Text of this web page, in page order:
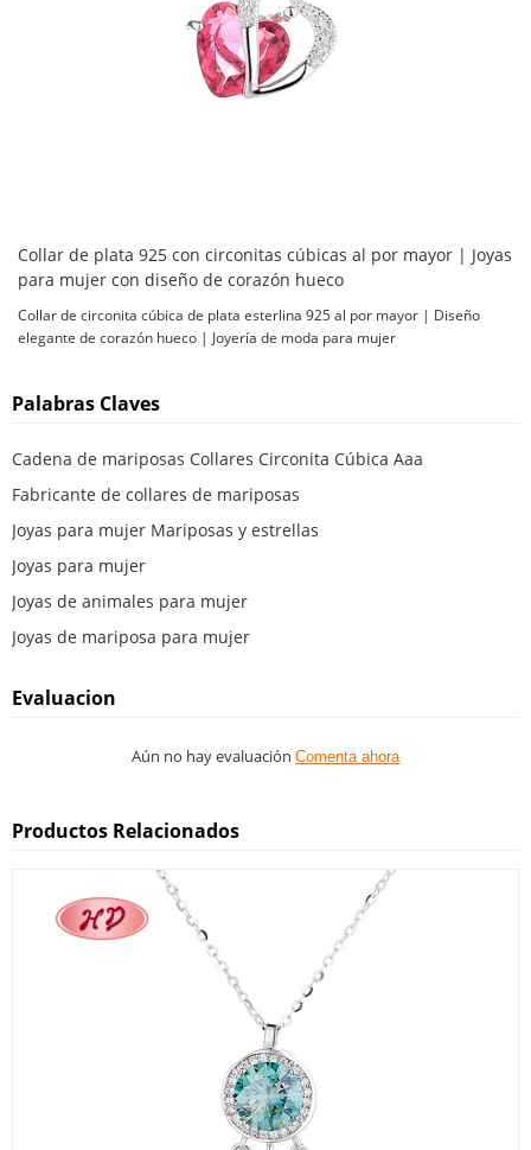
Collar de plata 925 con circonitas cúbicas al por mayor | Joyas
para mujer con diseño de corazón hueco
Collar de circonita cúbica de plata esterlina 925 al por mayor | Diseño
elegante de corazón hueco | Joyería de moda para mujer
Palabras Claves
Cadena de mariposas Collares Circonita Cúbica Aaa
Fabricante de collares de mariposas
Joyas para mujer Mariposas y estrellas
Joyas para mujer
Joyas de animales para mujer
Joyas de mariposa para mujer
Evaluacion
Aún no hay evaluación Comenta ahora
Productos Relacionados